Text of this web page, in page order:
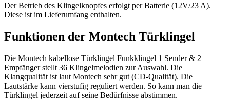
Der Betrieb des Klingelknopfes erfolgt per Batterie (12V/23 A).
Diese ist im Lieferumfang enthalten.
Funktionen der Montech Türklingel
Die Montech kabellose Türklingel Funkklingel 1 Sender & 2
Empfänger stellt 36 Klingelmelodien zur Auswahl. Die
Klangqualität ist laut Montech sehr gut (CD-Qualität). Die
Lautstärke kann vierstufig reguliert werden. So kann man die
Türklingel jederzeit auf seine Bedürfnisse abstimmen.